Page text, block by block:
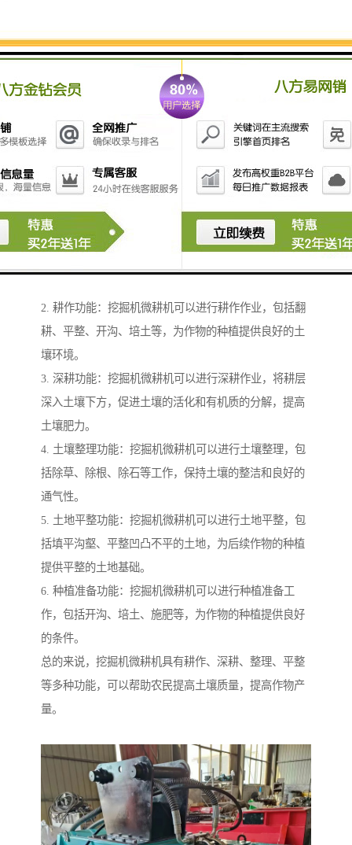
挖掘机微耕机是一种结合了挖掘机和微耕机功能的农业
机械设备，具有以下功能：
1. 挖掘功能：挖掘机微耕机可以进行土地深翻、土壤松
2. 耕作功能：挖掘机微耕机可以进行耕作作业，包括翻
耕、平整、开沟、培土等，为作物的种植提供良好的土
壤环境。
3. 深耕功能：挖掘机微耕机可以进行深耕作业，将耕层
深入土壤下方，促进土壤的活化和有机质的分解，提高
土壤肥力。
4. 土壤整理功能：挖掘机微耕机可以进行土壤整理，包
括除草、除根、除石等工作，保持土壤的整洁和良好的
通气性。
5. 土地平整功能：挖掘机微耕机可以进行土地平整，包
括填平沟壑、平整凹凸不平的土地，为后续作物的种植
提供平整的土地基础。
6. 种植准备功能：挖掘机微耕机可以进行种植准备工
作，包括开沟、培土、施肥等，为作物的种植提供良好
的条件。
总的来说，挖掘机微耕机具有耕作、深耕、整理、平整
等多种功能，可以帮助农民提高土壤质量，提高作物产
量。